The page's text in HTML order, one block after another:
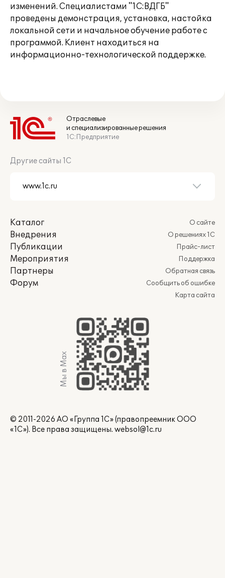
изменений. Специалистами "1С:ВДГБ"
проведены демонстрация, установка, настойка
локальной сети и начальное обучение работе с
программой. Клиент находиться на
информационно-технологической поддержке.
Отраслевые
и специализированные решения
1С:Предприятие
Другие сайты 1С
Каталог
Внедрения
Публикации
Мероприятия
Партнеры
Форум
О сайте
О решениях 1С
Прайс-лист
Поддержка
Обратная связь
Сообщить об ошибке
Карта сайта
Мы в Max
© 2011-2026 АО «Группа 1С» (правопреемник ООО
«1С»). Все права защищены. websol@1c.ru